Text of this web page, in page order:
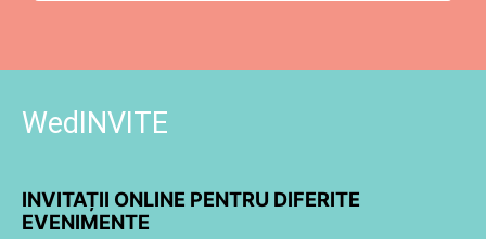
WedINVITE
INVITAȚII ONLINE PENTRU DIFERITE
EVENIMENTE